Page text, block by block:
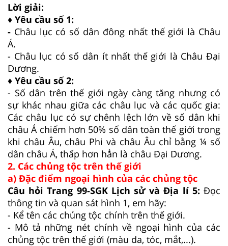
Lời giải:
♦ Yêu cầu số 1:
- Châu lục có số dân đông nhất thế giới là Châu
Á.
- Châu lục có số dân ít nhất thế giới là Châu Đại
Dương.
♦ Yêu cầu số 2:
- Số dân trên thế giới ngày càng tăng nhưng có
sự khác nhau giữa các châu lục và các quốc gia:
Các châu lục có sự chênh lệch lớn về số dân khi
châu Á chiếm hơn 50% số dân toàn thế giới trong
khi châu Âu, châu Phi và châu Âu chỉ bằng ¼ số
dân châu Á, thấp hơn hẳn là châu Đại Dương.
2. Các chủng tộc trên thế giới
a) Đặc điểm ngoại hình của các chủng tộc
Câu hỏi Trang 99-SGK Lịch sử và Địa lí 5: Đọc
thông tin và quan sát hình 1, em hãy:
- Kể tên các chủng tộc chính trên thế giới.
- Mô tả những nét chính về ngoại hình của các
chủng tộc trên thế giới (màu da, tóc, mắt,...).